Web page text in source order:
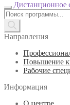
Дистанционное
Поиск
товаров
Направления
Повышение
Рабочие
Информация